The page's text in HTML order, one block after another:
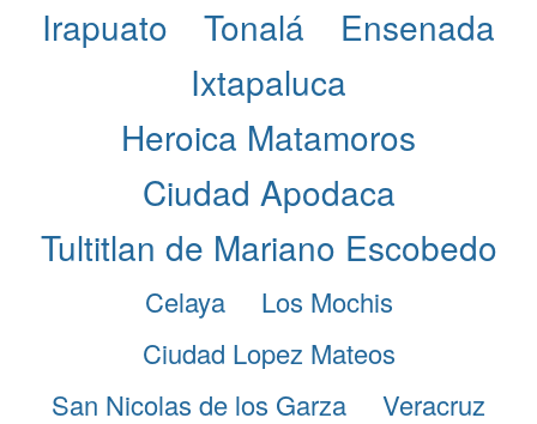
Irapuato
Tonalá
Ensenada
Ixtapaluca
Heroica Matamoros
Ciudad Apodaca
Tultitlan de Mariano Escobedo
Celaya
Los Mochis
Ciudad Lopez Mateos
San Nicolas de los Garza
Veracruz